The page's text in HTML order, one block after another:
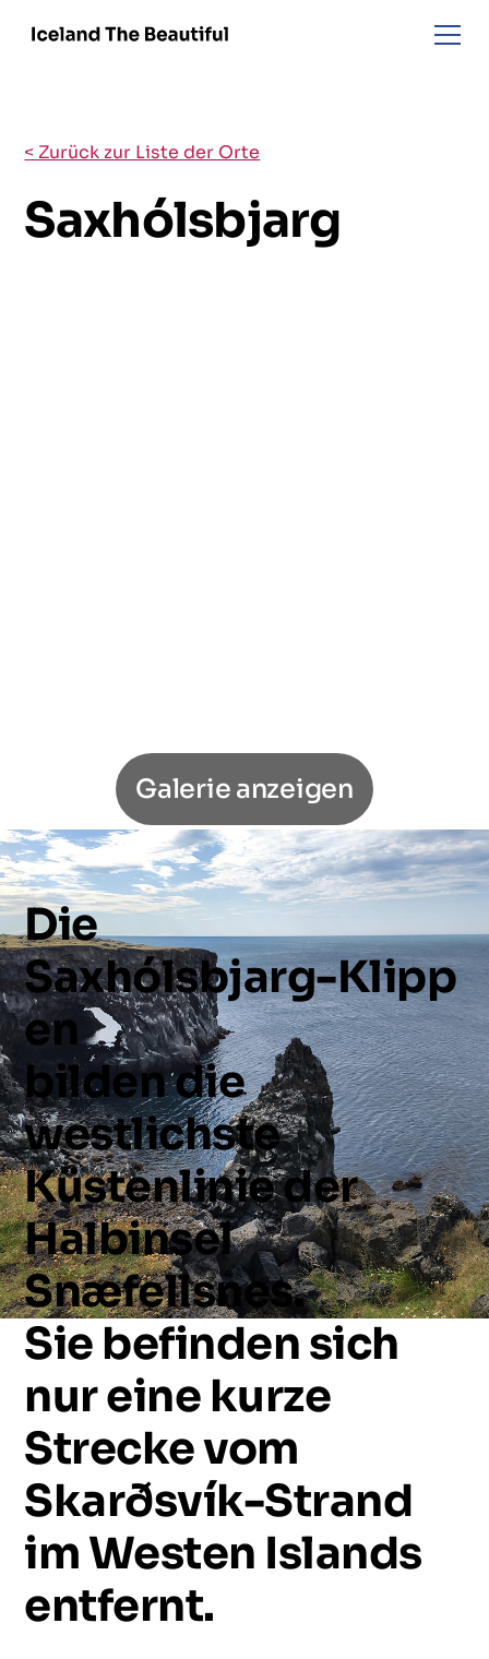
< Zurück zur Liste der Orte
Saxhólsbjarg
Galerie anzeigen
Die
Saxhólsbjarg-Klipp
en
bildendie
westlichste
Küstenlinieder
Halbinsel
Snæfellsnes.
Sie befindensich
nureine kurze
Streckevom
Skarðsvík-Strand
imWesten Islands
entfernt.